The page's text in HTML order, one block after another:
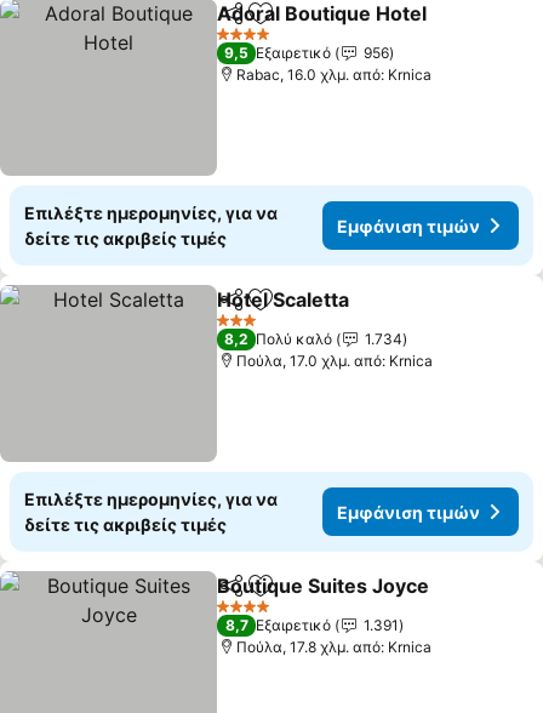
Κοινοποίηση
Προσθήκη στα αγαπημένα
Adoral Boutique Hotel
4 Αστέρια
9,5 Εξαιρετικό
956
Rabac, 16.0 χλμ. από: Krnica
Επιλέξτε ημερομηνίες, για να
δείτε τις ακριβείς τιμές
Εμφάνιση τιμών
Κοινοποίηση
Προσθήκη στα αγαπημένα
Hotel Scaletta
3 Αστέρια
8,2 Πολύ καλό
1.734
Πούλα, 17.0 χλμ. από: Krnica
Επιλέξτε ημερομηνίες, για να
δείτε τις ακριβείς τιμές
Εμφάνιση τιμών
Κοινοποίηση
Προσθήκη στα αγαπημένα
Boutique Suites Joyce
4 Αστέρια
8,7 Εξαιρετικό
1.391
Πούλα, 17.8 χλμ. από: Krnica